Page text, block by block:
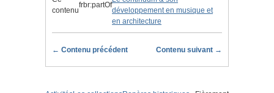
contenu
frbr:partOf
développement en musique et
en architecture
← Contenu précédent Contenu suivant →